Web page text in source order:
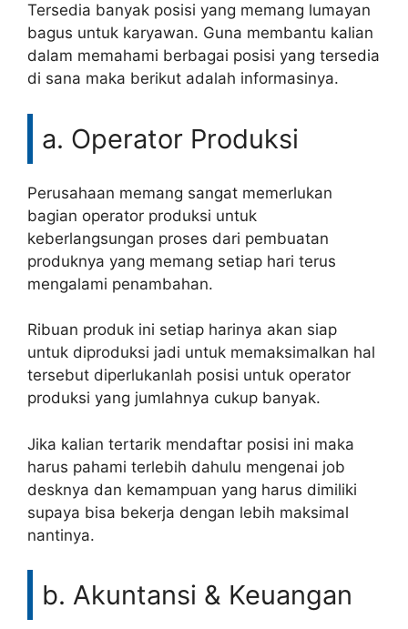
Tersedia banyak posisi yang memang lumayan
bagus untuk karyawan. Guna membantu kalian
dalam memahami berbagai posisi yang tersedia
di sana maka berikut adalah informasinya.
a. Operator Produksi
Perusahaan memang sangat memerlukan
bagian operator produksi untuk
keberlangsungan proses dari pembuatan
produknya yang memang setiap hari terus
mengalami penambahan.
Ribuan produk ini setiap harinya akan siap
untuk diproduksi jadi untuk memaksimalkan hal
tersebut diperlukanlah posisi untuk operator
produksi yang jumlahnya cukup banyak.
Jika kalian tertarik mendaftar posisi ini maka
harus pahami terlebih dahulu mengenai job
desknya dan kemampuan yang harus dimiliki
supaya bisa bekerja dengan lebih maksimal
nantinya.
b. Akuntansi & Keuangan